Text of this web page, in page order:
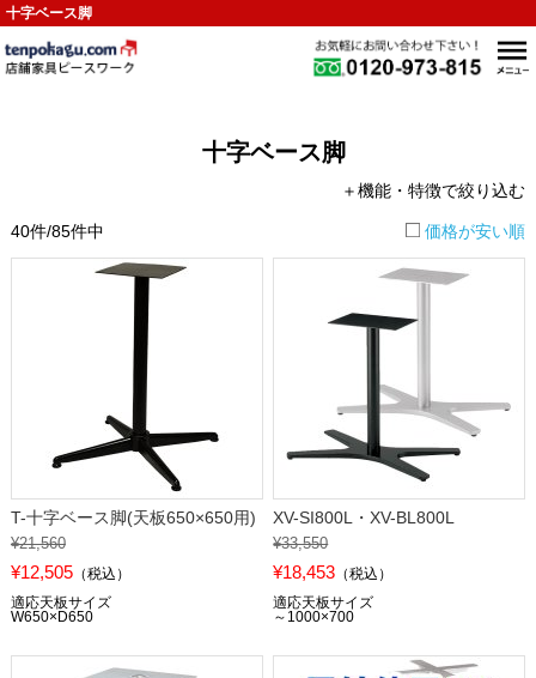
十字ベース脚
十字ベース脚
＋機能・特徴で絞り込む
40件/85件中 価格が安い順
T-十字ベース脚(天板650×650用)
¥21,560
¥12,505（税込）
適応天板サイズ
W650×D650
XV-SI800L・XV-BL800L
¥33,550
¥18,453 （税込）
適応天板サイズ
～1000×700